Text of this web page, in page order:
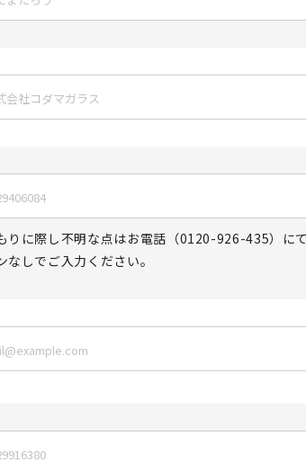
りに際し不明な点はお電話（0120-926-435）に
なしでご入力ください。